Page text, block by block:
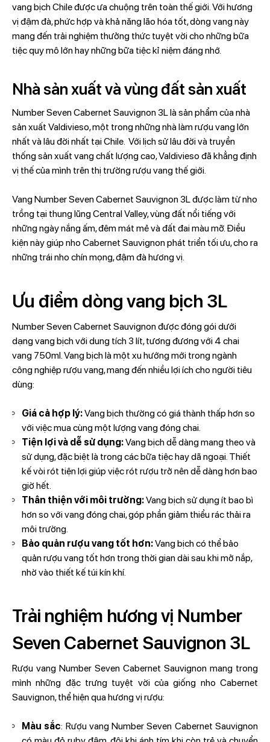
vang bịch Chile được ưa chuộng trên toàn thế giới. Với hương
vị đậm đà, phức hợp và khả năng lão hóa tốt, dòng vang này
mang đến trải nghiệm thưởng thức tuyệt vời cho những bữa
tiệc quy mô lớn hay những bữa tiệc kỉ niệm đáng nhớ.
Nhà sản xuất và vùng đất sản xuất
Number Seven Cabernet Sauvignon 3L là sản phẩm của nhà
sản xuất Valdivieso, một trong những nhà làm rượu vang lớn
nhất và lâu đời nhất tại Chile. Với lịch sử lâu đời và truyền
thống sản xuất vang chất lượng cao, Valdivieso đã khẳng định
vị thế của mình trên thị trường rượu vang thế giới.
Vang Number Seven Cabernet Sauvignon 3L được làm từ nho
trồng tại thung lũng Central Valley, vùng đất nổi tiếng với
những ngày nắng ấm, đêm mát mẻ và đất đai màu mỡ. Điều
kiện này giúp nho Cabernet Sauvignon phát triển tối ưu, cho ra
những trái nho chín mọng, đậm đà hương vị.
Ưu điểm dòng vang bịch 3L
Number Seven Cabernet Sauvignon được đóng gói dưới
dạng vang bịch với dung tích 3 lít, tương đương với 4 chai
vang 750ml. Vang bịch là một xu hướng mới trong ngành
công nghiệp rượu vang, mang đến nhiều lợi ích cho người tiêu
dùng:
Giá cả hợp lý:Vang bịch thường có giá thành thấp hơn so
với việc mua cùng một lượng vang đóng chai.
Tiện lợi và dễ sử dụng:Vang bịch dễ dàng mang theo và
sử dụng, đặc biệt là trong các bữa tiệc hay dã ngoại. Thiết
kế vòi rót tiện lợi giúp việc rót rượu trở nên dễ dàng hơn bao
giờ hết.
Thân thiện với môi trường:Vang bịch sử dụng ít bao bì
hơn so với vang đóng chai, góp phần giảm thiểu rác thải ra
môi trường.
Bảo quản rượu vang tốt hơn:Vang bịch có thể bảo
quản rượu vang tốt hơn trong thời gian dài sau khi mở nắp,
nhờ vào thiết kế túi kín khí.
Trải nghiệm hương vị Number
Seven Cabernet Sauvignon 3L
Rượu vang Number Seven Cabernet Sauvignon mang trong
mình những đặc trưng tuyệt vời của giống nho Cabernet
Sauvignon, thể hiện qua hương vị rượu:
Màu sắc: Rượu vang Number Seven Cabernet Sauvignon